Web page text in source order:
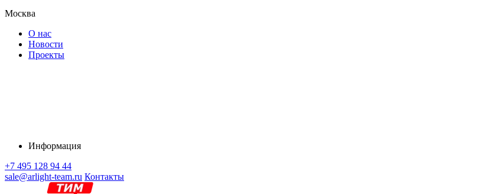
Москва
О нас
Новости
Проекты
Информация
+7 495 128 94 44
sale@arlight-team.ru Контакты